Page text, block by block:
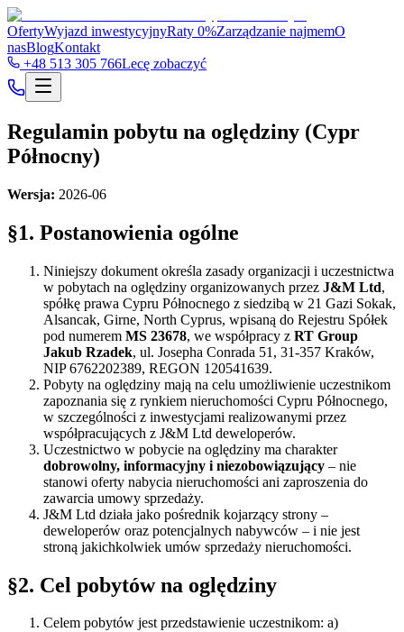
OfertyWyjazd inwestycyjnyRaty 0%Zarządzanie najmemO
nasBlogKontakt
+48 513 305 766Lecę zobaczyć
Regulamin pobytu na oględziny (Cypr
Północny)
Wersja: 2026-06
§1. Postanowienia ogólne
Niniejszy dokument określa zasady organizacji i uczestnictwa
w pobytach na oględziny organizowanych przez J&M Ltd,
spółkę prawa Cypru Północnego z siedzibą w 21 Gazi Sokak,
Alsancak, Girne, North Cyprus, wpisaną do Rejestru Spółek
pod numerem MS 23678, we współpracy z RT Group
Jakub Rzadek, ul. Josepha Conrada 51, 31-357 Kraków,
NIP 6762202389, REGON 120541639.
Pobyty na oględziny mają na celu umożliwienie uczestnikom
zapoznania się z rynkiem nieruchomości Cypru Północnego,
w szczególności z inwestycjami realizowanymi przez
współpracujących z J&M Ltd deweloperów.
Uczestnictwo w pobycie na oględziny ma charakter
dobrowolny, informacyjny i niezobowiązujący – nie
stanowi oferty nabycia nieruchomości ani zaproszenia do
zawarcia umowy sprzedaży.
J&M Ltd działa jako pośrednik kojarzący strony –
deweloperów oraz potencjalnych nabywców – i nie jest
stroną jakichkolwiek umów sprzedaży nieruchomości.
§2. Cel pobytów na oględziny
Celem pobytów jest przedstawienie uczestnikom: a)